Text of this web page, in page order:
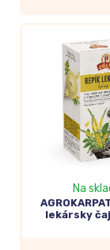
Na
lekársky